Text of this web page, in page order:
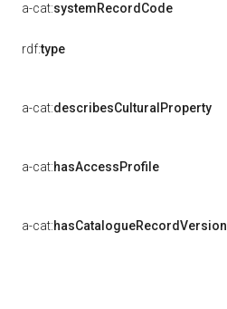
a-cat:systemRecordCode
rdf:type
a-cat:describesCulturalProperty
a-cat:hasAccessProfile
a-cat:hasCatalogueRecordVersion